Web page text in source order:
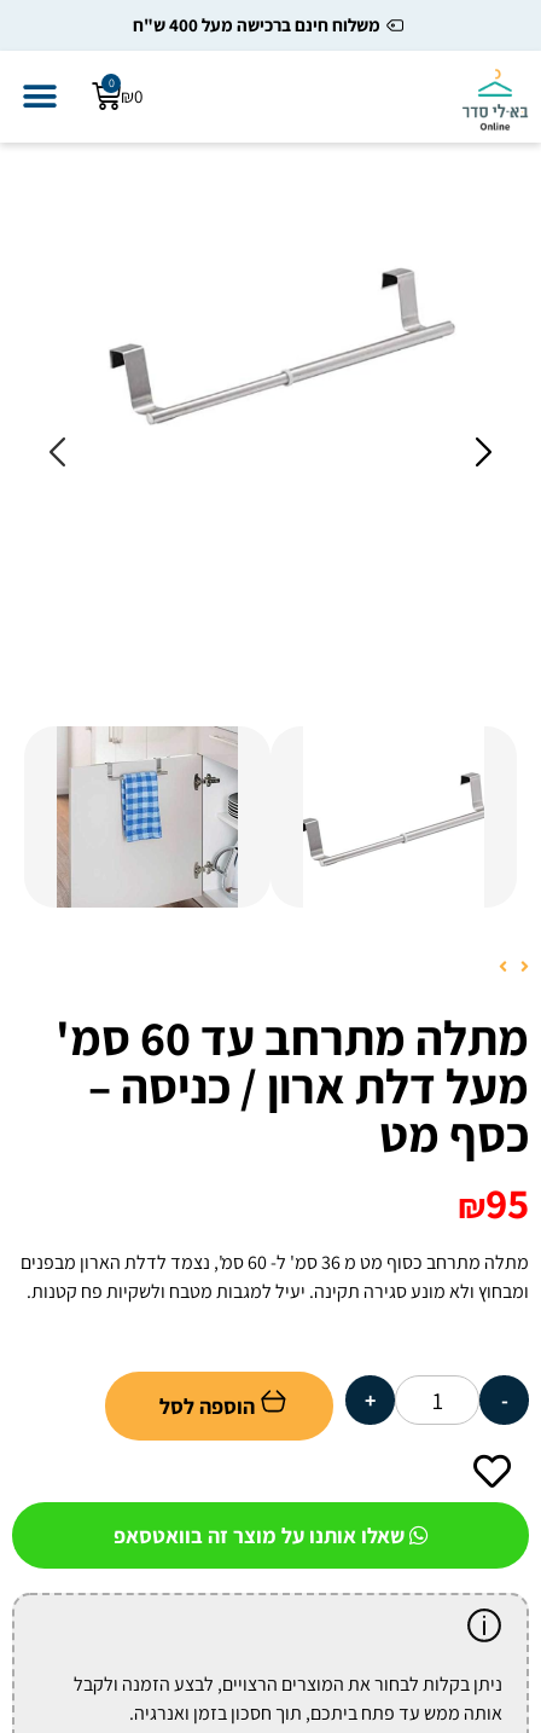
משלוח חינם ברכישה מעל 400 ש"ח
₪
0
מתלה מתרחב עד 60 סמ'
מעל דלת ארון / כניסה –
כסף מט
₪95
מתלה מתרחב כסוף מט מ 36 סמ' ל- 60 סמ', נצמד לדלת הארון מבפנים
ומבחוץ ולא מונע סגירה תקינה. יעיל למגבות מטבח ולשקיות פח קטנות.
הוספה לסל
שאלו אותנו על מוצר זה בוואטסאפ
ניתן בקלות לבחור את המוצרים הרצויים, לבצע הזמנה ולקבל
אותה ממש עד פתח ביתכם, תוך חסכון בזמן ואנרגיה.